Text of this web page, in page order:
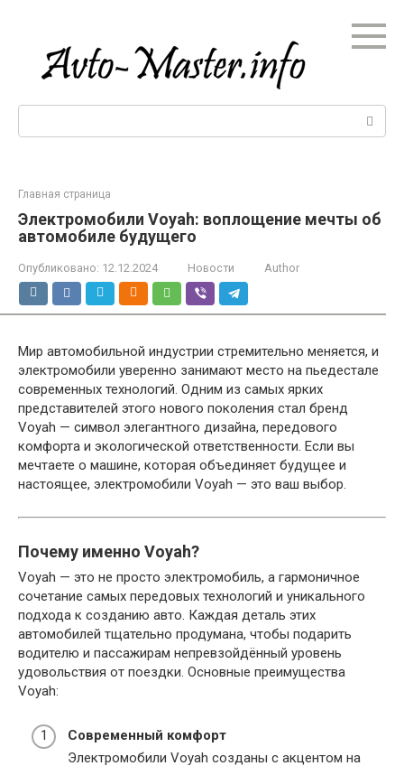
Главная страница
Электромобили Voyah: воплощение мечты об
автомобиле будущего
Опубликовано: 12.12.2024 Новости Author
Мир автомобильной индустрии стремительно меняется, и
электромобили уверенно занимают место на пьедестале
современных технологий. Одним из самых ярких
представителей этого нового поколения стал бренд
Voyah — символ элегантного дизайна, передового
комфорта и экологической ответственности. Если вы
мечтаете о машине, которая объединяет будущее и
настоящее, электромобили Voyah — это ваш выбор.
Почему именно Voyah?
Voyah — это не просто электромобиль, а гармоничное
сочетание самых передовых технологий и уникального
подхода к созданию авто. Каждая деталь этих
автомобилей тщательно продумана, чтобы подарить
водителю и пассажирам непревзойдённый уровень
удовольствия от поездки. Основные преимущества
Voyah:
Современный комфорт
Электромобили Voyah созданы с акцентом на